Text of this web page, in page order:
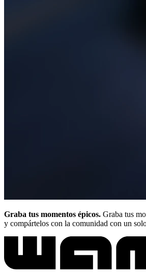
Graba tus momentos épicos. Graba tus
y compártelos con la comunidad con un